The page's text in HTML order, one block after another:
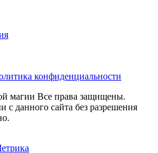
конфиденциальности
магии Все права защищены.
данного сайта без разрешения